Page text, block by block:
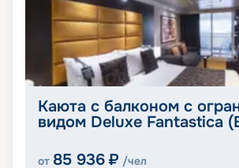
Каюта с балконом с
видом Deluxe Fantastica
от 85 936 ₽ /чел